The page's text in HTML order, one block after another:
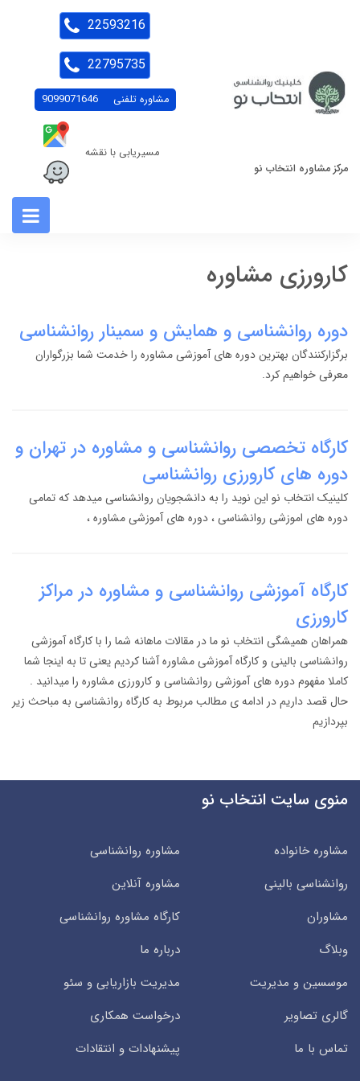
مرکز مشاوره انتخاب نو
مشاوره تلفنی 9099071646
مسیریابی با نقشه
22593216
22795735
کارورزی مشاوره
دوره روانشناسی و همایش و سمینار روانشناسی
برگزارکنندگان بهترین دوره های آموزشی مشاوره را خدمت شما بزرگواران
معرفی خواهیم کرد.
کارگاه تخصصی روانشناسی و مشاوره در تهران و
دوره های کارورزی روانشناسی
کلینیک انتخاب نو این نوید را به دانشجویان روانشناسی میدهد که تمامی
دوره های اموزشی روانشناسی ، دوره های آموزشی مشاوره ،
کارگاه آموزشی روانشناسی و مشاوره در مراکز
کارورزی
همراهان همیشگی انتخاب نو ما در مقالات ماهانه شما را با کارگاه آموزشی
روانشناسی بالینی و کارگاه آموزشی مشاوره آشنا کردیم یعنی تا به اینجا شما
کاملا مفهوم دوره های آموزشی روانشناسی و کارورزی مشاوره را میدانید .
حال قصد داریم در ادامه ی مطالب مربوط به کارگاه روانشناسی به مباحث زیر
بپردازیم
منوی سایت انتخاب نو
مشاوره خانواده
مشاوره روانشناسی
روانشناسی بالینی
مشاوره آنلاین
مشاوران
کارگاه مشاوره روانشناسی
وبلاگ
درباره ما
موسسین و مدیریت
مدیریت بازاریابی و سئو
گالری تصاویر
درخواست همکاری
تماس با ما
پیشنهادات و انتقادات